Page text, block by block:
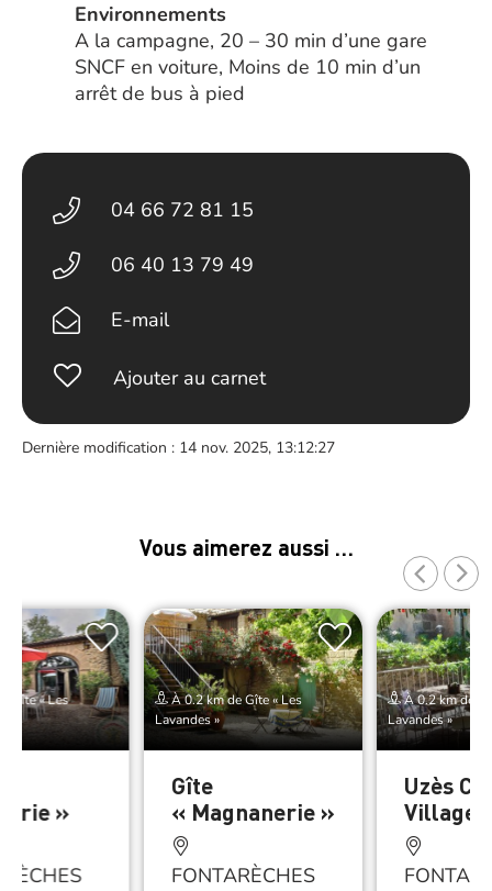
Environnements
A la campagne, 20 – 30 min d’une gare
SNCF en voiture, Moins de 10 min d’un
arrêt de bus à pied
04 66 72 81 15
06 40 13 79 49
E-mail
Ajouter au carnet
Dernière modification : 14 nov. 2025, 13:12:27
Vous aimerez aussi …
Gîte « Les
»
À 0.2 km de Gîte « Les
Lavandes »
Gîte
« Magnanerie »
FONTARÈCHES
À 0.2 km de
Lavandes »
Uzès
Village